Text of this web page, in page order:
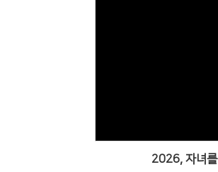
2026, 자녀를